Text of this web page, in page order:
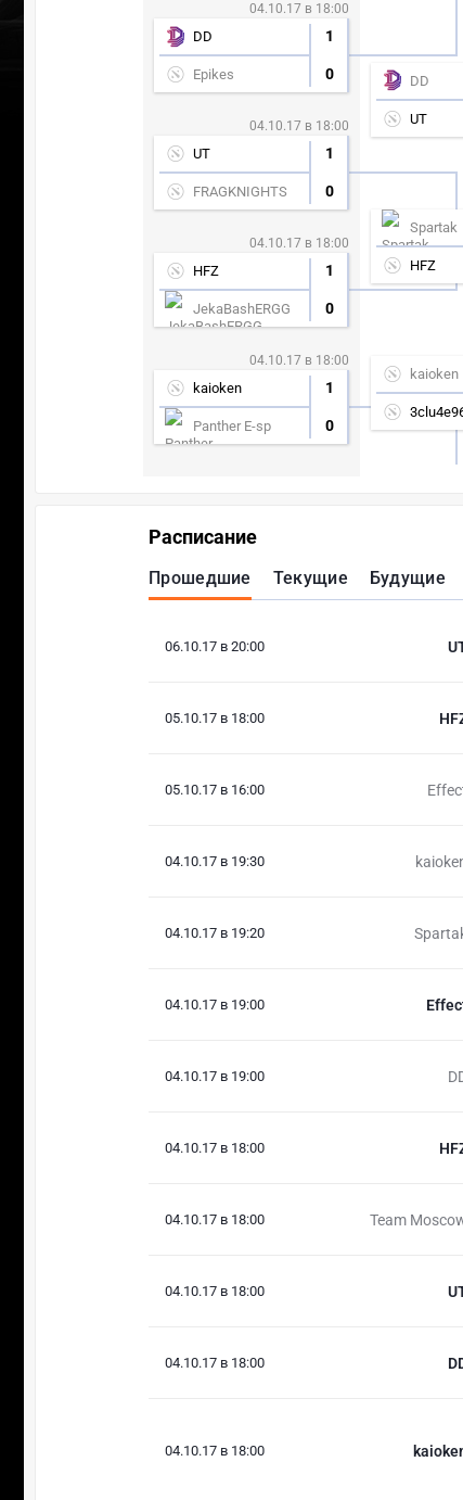
04.10.17 в 18:00
DD 1
Epikes 0
04.10.17 в 18:00
UT 1
FRAGKNIGHTS 0
04.10.17 в 18:00
HFZ 1
JekaBashERGG 0
04.10.17 в 18:00
kaioken 1
Panther E-sp 0
DD
UT
Spartak
HFZ
kaioken
Расписание
Прошедшие Текущие Будущие
06.10.17 в 20:00
05.10.17 в 18:00
05.10.17 в 16:00
04.10.17 в 19:30
04.10.17 в 19:20
04.10.17 в 19:00
04.10.17 в 19:00
04.10.17 в 18:00
04.10.17 в 18:00 Team
04.10.17 в 18:00
04.10.17 в 18:00
04.10.17 в 18:00